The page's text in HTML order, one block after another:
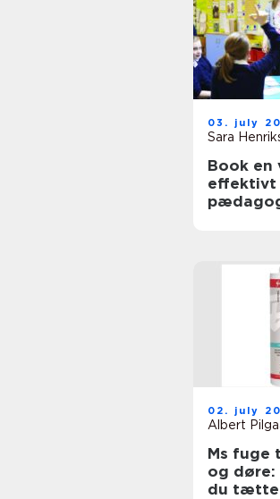
03. july
Sara
Book en
effektivt
02. july
Albert
Ms fuge
og døre:
du tætte